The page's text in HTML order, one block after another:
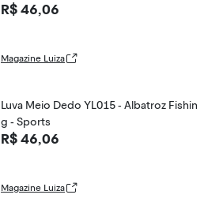
R$ 46,06
Magazine Luiza
Luva Meio Dedo YL015 - Albatroz Fishin
g - Sports
R$ 46,06
Magazine Luiza